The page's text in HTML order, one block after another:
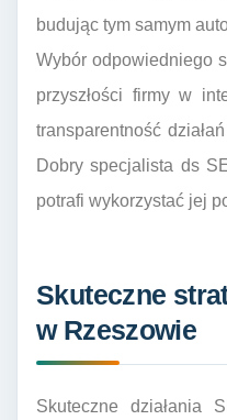
budując tym samym
Wybór odpowiedniego
przyszłości firmy w
transparentność
Dobry specjalista ds
potrafi wykorzystać jej
Skuteczne
w Rzeszowie
Skuteczne działania